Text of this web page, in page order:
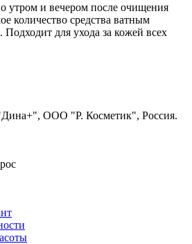
утром и вечером после очищения
количество средства ватным
для ухода за кожей всех
ООО "Р. Косметик", Россия.